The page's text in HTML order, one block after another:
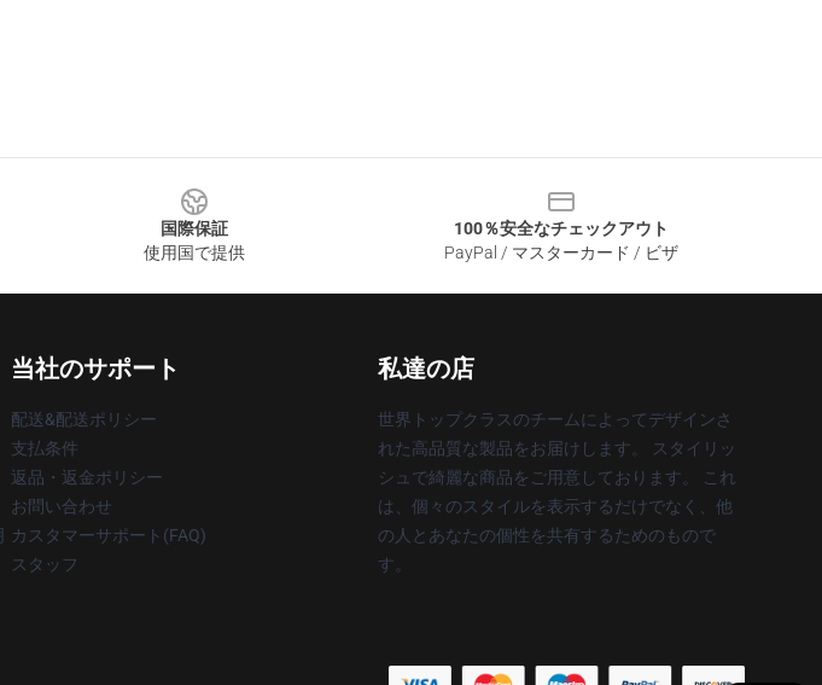
国際保証
使用国で提供
100％安全なチェックアウト
PayPal / マスターカード / ビザ
当社のサポート
配送&配送ポリシー
支払条件
返品・返金ポリシー
お問い合わせ
カスタマーサポート(FAQ)
スタッフ
私達の店
世界トップクラスのチームによってデザインさ
れた高品質な製品をお届けします。 スタイリッ
シュで綺麗な商品をご用意しております。 これ
は、個々のスタイルを表示するだけでなく、他
の人とあなたの個性を共有するためのもので
す。